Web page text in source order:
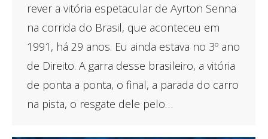
rever a vitória espetacular de Ayrton Senna
na corrida do Brasil, que aconteceu em
1991, há 29 anos. Eu ainda estava no 3º ano
de Direito. A garra desse brasileiro, a vitória
de ponta a ponta, o final, a parada do carro
na pista, o resgate dele pelo…